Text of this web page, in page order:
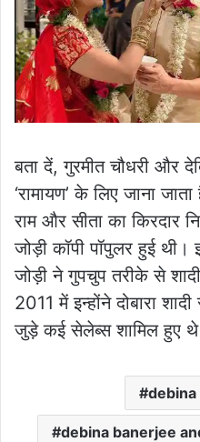
बता दें, गुरमीत चौधरी और
‘रामायण’ के लिए जाना
राम और सीता का किरदार
जोड़ी कॉपी पॉपुलर हुई
जोड़ी ने गुपचुप तरीके से
2011 में इन्होंने दोबारा
जुड़े कई सेलेब्स शामिल हुए
debina banerjee